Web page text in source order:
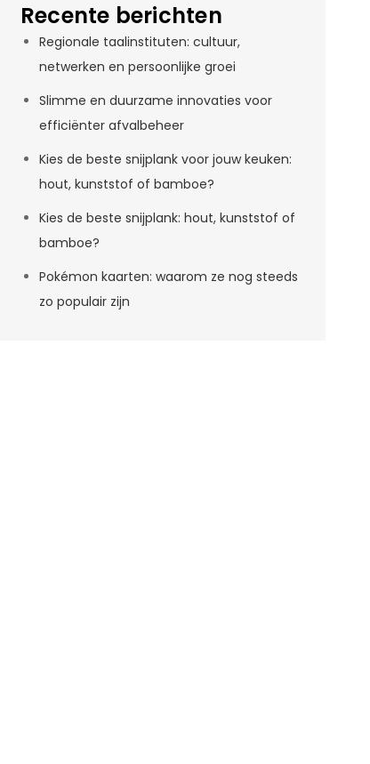
Recente berichten
Regionale taalinstituten: cultuur,
netwerken en persoonlijke groei
Slimme en duurzame innovaties voor
efficiënter afvalbeheer
Kies de beste snijplank voor jouw keuken:
hout, kunststof of bamboe?
Kies de beste snijplank: hout, kunststof of
bamboe?
Pokémon kaarten: waarom ze nog steeds
zo populair zijn